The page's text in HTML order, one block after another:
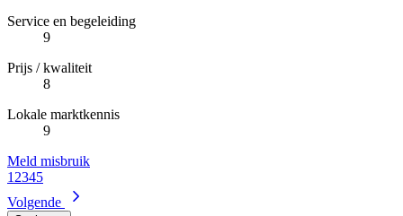
Service en begeleiding
9
Prijs / kwaliteit
8
Lokale marktkennis
9
Meld misbruik
1 2345
Volgende